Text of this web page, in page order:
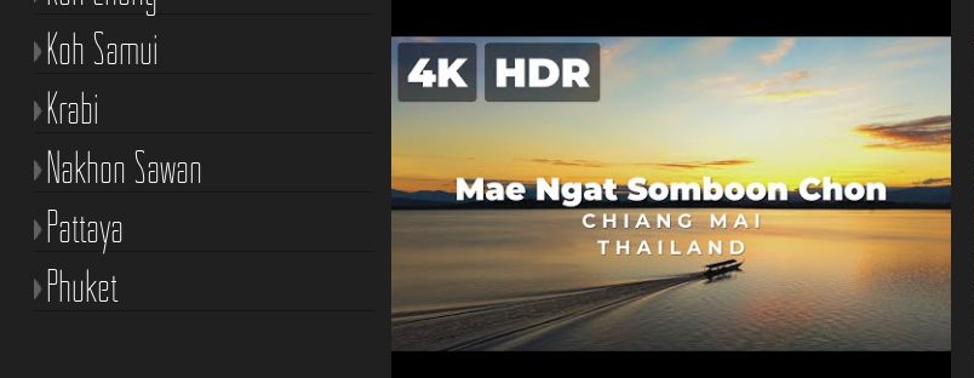
Koh Samui
Krabi
Nakhon Sawan
Pattaya
Phuket